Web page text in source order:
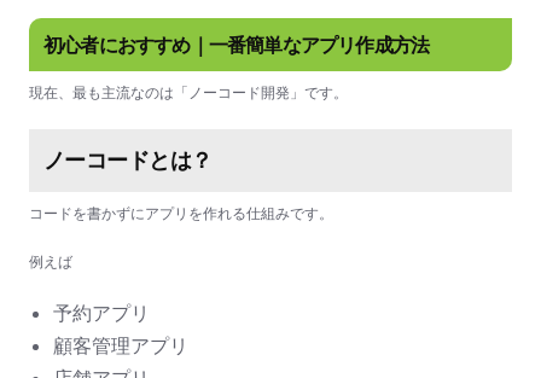
初心者におすすめ｜一番簡単なアプリ作成方法
現在、最も主流なのは「ノーコード開発」です。
ノーコードとは？
コードを書かずにアプリを作れる仕組みです。
例えば
予約アプリ
顧客管理アプリ